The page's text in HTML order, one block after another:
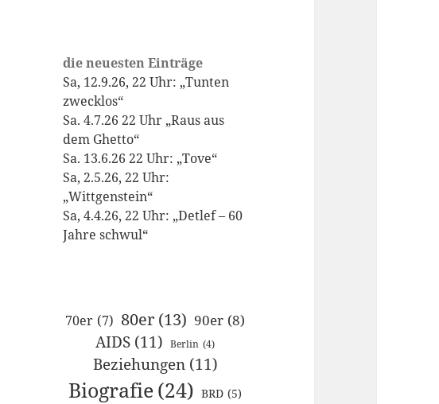
die neuesten Einträge
Sa, 12.9.26, 22 Uhr: „Tunten
zwecklos“
Sa. 4.7.26 22 Uhr „Raus aus
dem Ghetto“
Sa. 13.6.26 22 Uhr: „Tove“
Sa, 2.5.26, 22 Uhr:
„Wittgenstein“
Sa, 4.4.26, 22 Uhr: „Detlef – 60
Jahre schwul“
70er (7) 80er (13) 90er (8)
AIDS (11) Berlin (4)
Beziehungen (11)
Biografie(24) BRD (5)